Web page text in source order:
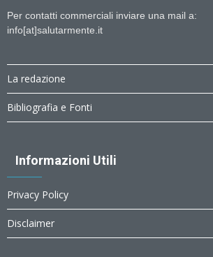
Per contatti commerciali inviare una mail a:
info[at]salutarmente.it
La redazione
Bibliografia e Fonti
Informazioni Utili
Privacy Policy
Disclaimer